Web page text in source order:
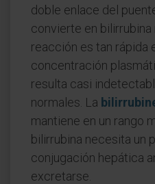
doble enlace del
convierte en bilirrubina
reacción es tan rápida
concentración
resulta casi
normales. La
mantiene en un rango
bilirrubina necesita un
conjugación hepática
excretarse.